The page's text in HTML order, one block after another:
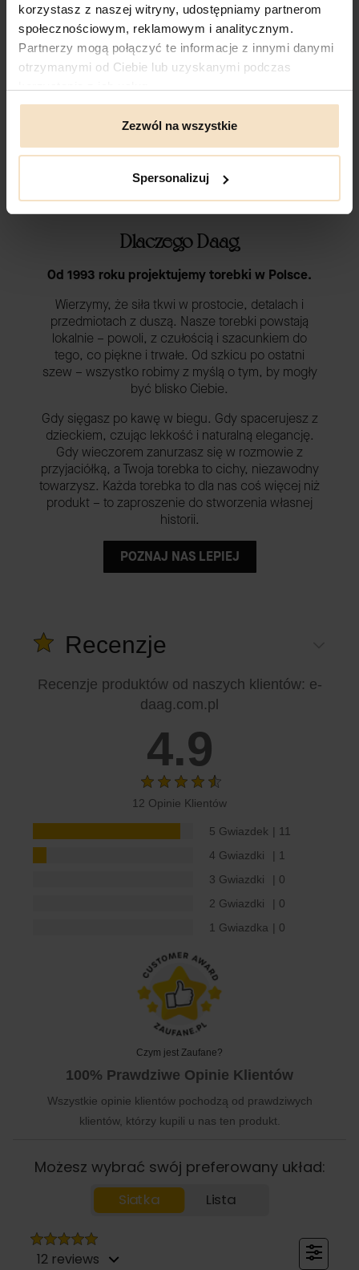
korzystasz z naszej witryny, udostępniamy partnerom
społecznościowym, reklamowym i analitycznym.
Partnerzy mogą połączyć te informacje z innymi danymi
otrzymanymi od Ciebie lub uzyskanymi podczas
Zezwól na wszystkie
Spersonalizuj
Dlaczego Daag
Od 1993 roku projektujemy torebki w Polsce.
Wierzymy, że siła tkwi w prostocie, detalach i
przedmiotach z duszą. Nasze torebki powstają
lokalnie – powoli, z czułością i szacunkiem do
tego, co piękne i trwałe. Od szkicu po ostatni
szew – wszystko robimy z myślą o tym, by mogły
być blisko Ciebie.
Gdy sięgasz po kawę w biegu. Gdy spacerujesz z
dzieckiem, czując lekkość i naturalną elegancję.
Gdy wieczorem zanurzasz się w rozmowie z
przyjaciółką, a Twoja torebka to cichy, niezawodny
towarzysz. Każda torebka to dla nas coś więcej niż
produkt – to zaproszenie do stworzenia własnej
historii.
POZNAJ NAS LEPIEJ
Recenzje
Recenzje produktów od naszych klientów: e-
daag.com.pl
4.9
12 Opinie Klientów
5 Gwiazdek | 11
4 Gwiazdki
| 1
3 Gwiazdki
| 0
2 Gwiazdki
| 0
1 Gwiazdka | 0
Czym jest Zaufane?
100% Prawdziwe Opinie Klientów
Wszystkie opinie klientów pochodzą od prawdziwych
klientów, którzy kupili u nas ten produkt.
Możesz wybrać swój preferowany układ:
Siatka Lista
12 reviews